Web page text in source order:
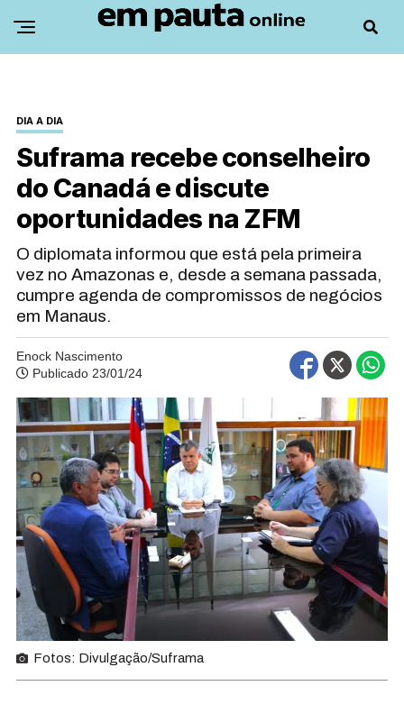
DIA A DIA
Suframa recebe conselheiro
do Canadá e discute
oportunidades na ZFM
O diplomata informou que está pela primeira
vez no Amazonas e, desde a semana passada,
cumpre agenda de compromissos de negócios
em Manaus.
Enock Nascimento
Publicado 23/01/24
Fotos: Divulgação/Suframa